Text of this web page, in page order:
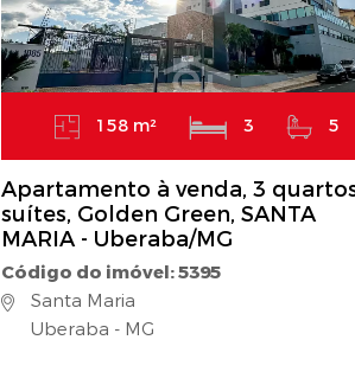
158 m² 3 5
Apartamento à venda, 3
suítes, Golden Green, SANTA
MARIA - Uberaba/MG
Código do imóvel: 5395
Santa Maria
Uberaba - MG